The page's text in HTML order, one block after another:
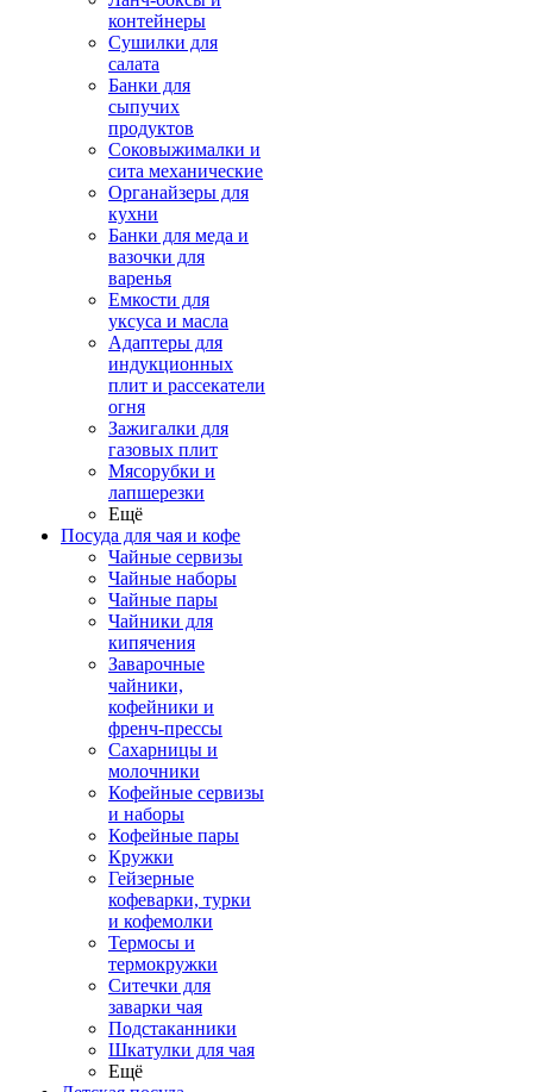
контейнеры
Сушилки для
салата
Банки для
сыпучих
продуктов
Соковыжималки и
сита механические
Органайзеры для
кухни
Банки для меда и
вазочки для
варенья
Емкости для
уксуса и масла
Адаптеры для
индукционных
плит и рассекатели
огня
Зажигалки для
газовых плит
Мясорубки и
лапшерезки
Ещё
Посуда для чая и кофе
Чайные сервизы
Чайные наборы
Чайные пары
Чайники для
кипячения
Заварочные
чайники,
кофейники и
френч-прессы
Сахарницы и
молочники
Кофейные сервизы
и наборы
Кофейные пары
Кружки
Гейзерные
кофеварки, турки
и кофемолки
Термосы и
термокружки
Ситечки для
заварки чая
Подстаканники
Шкатулки для чая
Ещё